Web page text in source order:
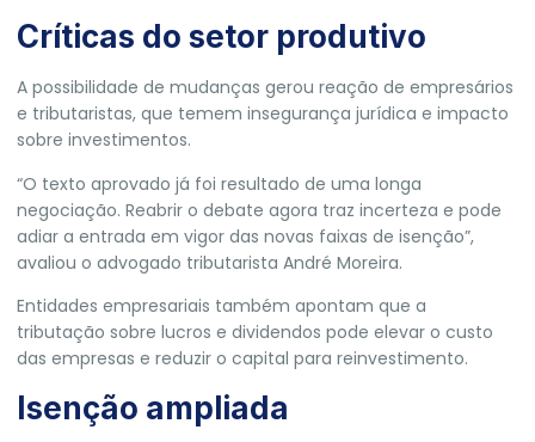
Críticas do setor produtivo
A possibilidade de mudanças gerou reação de empresários
e tributaristas, que temem insegurança jurídica e impacto
sobre investimentos.
“O texto aprovado já foi resultado de uma longa
negociação. Reabrir o debate agora traz incerteza e pode
adiar a entrada em vigor das novas faixas de isenção”,
avaliou o advogado tributarista André Moreira.
Entidades empresariais também apontam que a
tributação sobre lucros e dividendos pode elevar o custo
das empresas e reduzir o capital para reinvestimento.
Isenção ampliada